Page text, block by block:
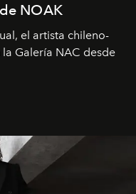
NOAK
el artista chileno-
Galería NAC desde